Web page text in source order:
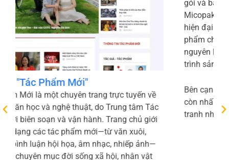
Bao Bì Xanh - Micopak
Micopak.vn là website chính thức của Công ty Cổ
phần Micopak – thành viên của HLC Việt Nam –
chuyên cung cấp các giải pháp bao bì giấy bền
vững như túi giấy, thanh nẹp góc, bao bì đóng
gói và bao bì thương mại điện tử. Trang chủ “Về
Micopak” giới thiệu tôn chỉ kết hợp công nghệ